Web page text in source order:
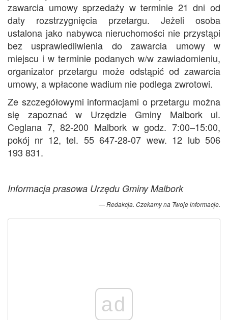
zawarcia umowy sprzedaży w terminie 21 dni od
daty rozstrzygnięcia przetargu. Jeżeli osoba
ustalona jako nabywca nieruchomości nie przystąpi
bez usprawiedliwienia do zawarcia umowy w
miejscu i w terminie podanych w/w zawiadomieniu,
organizator przetargu może odstąpić od zawarcia
umowy, a wpłacone wadium nie podlega zwrotowi.
Ze szczegółowymi informacjami o przetargu można
się zapoznać w Urzędzie Gminy Malbork ul.
Ceglana 7, 82-200 Malbork w godz. 7:00–15:00,
pokój nr 12, tel. 55 647-28-07 wew. 12 lub 506
193 831.
Informacja prasowa Urzędu Gminy Malbork
Redakcja. Czekamy na Twoje informacje.
ad